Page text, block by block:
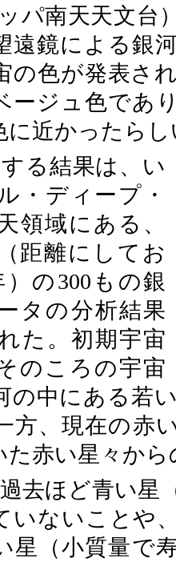
パ南天天文台
遠鏡による銀
の色が発表さ
ージュ色であ
に近かったらし
る結果は、い
・ディープ・
領域にある、
距離にしてお
の300もの銀
タの分析結果
た。初期宇宙
のころの宇宙
の中にある若
方、現在の赤
た赤い星々か
去ほど青い星
いないことや
星（小質量で